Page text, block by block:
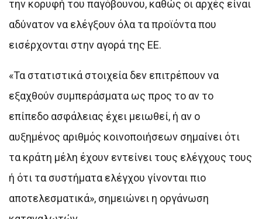
την κορυφή του παγόβουνου, καθώς οι αρχές είναι
αδύνατον να ελέγξουν όλα τα προϊόντα που
εισέρχονται στην αγορά της ΕΕ.
«Τα στατιστικά στοιχεία δεν επιτρέπουν να
εξαχθούν συμπεράσματα ως προς το αν το
επίπεδο ασφάλειας έχει μειωθεί, ή αν ο
αυξημένος αριθμός κοινοποιήσεων σημαίνει ότι
τα κράτη μέλη έχουν εντείνει τους ελέγχους τους
ή ότι τα συστήματα ελέγχου γίνονται πιο
αποτελεσματικά», σημειώνει η οργάνωση